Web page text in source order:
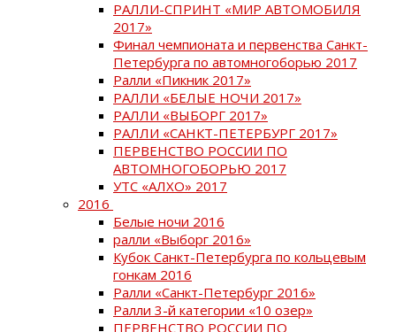
РАЛЛИ-СПРИНТ «МИР АВТОМОБИЛЯ
2017»
Финал чемпионата и первенства Санкт-
Петербурга по автомногоборью 2017
Ралли «Пикник 2017»
РАЛЛИ «БЕЛЫЕ НОЧИ 2017»
РАЛЛИ «ВЫБОРГ 2017»
РАЛЛИ «САНКТ-ПЕТЕРБУРГ 2017»
ПЕРВЕНСТВО РОССИИ ПО
АВТОМНОГОБОРЬЮ 2017
УТС «АЛХО» 2017
2016
Белые ночи 2016
ралли «Выборг 2016»
Кубок Санкт-Петербурга по кольцевым
гонкам 2016
Ралли «Санкт-Петербург 2016»
Ралли 3-й категории «10 озер»
ПЕРВЕНСТВО РОССИИ ПО